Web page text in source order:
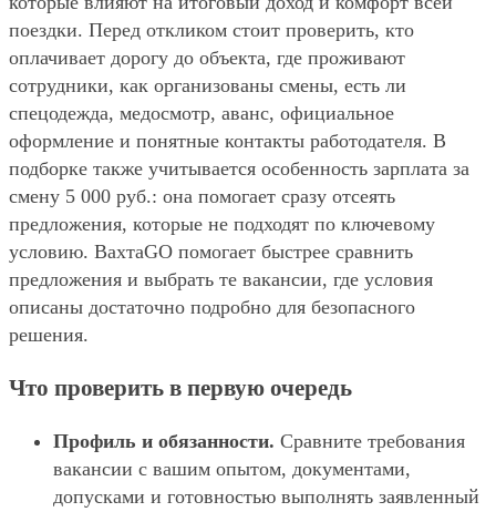
поездки. Перед откликом стоит проверить, кто
оплачивает дорогу до объекта, где проживают
сотрудники, как организованы смены, есть ли
спецодежда, медосмотр, аванс, официальное
оформление и понятные контакты работодателя. В
подборке также учитывается особенность зарплата за
смену 5 000 руб.: она помогает сразу отсеять
предложения, которые не подходят по ключевому
условию. ВахтаGO помогает быстрее сравнить
предложения и выбрать те вакансии, где условия
описаны достаточно подробно для безопасного
решения.
Что проверить в первую очередь
Профиль и обязанности. Сравните требования
вакансии с вашим опытом, документами,
допусками и готовностью выполнять заявленный